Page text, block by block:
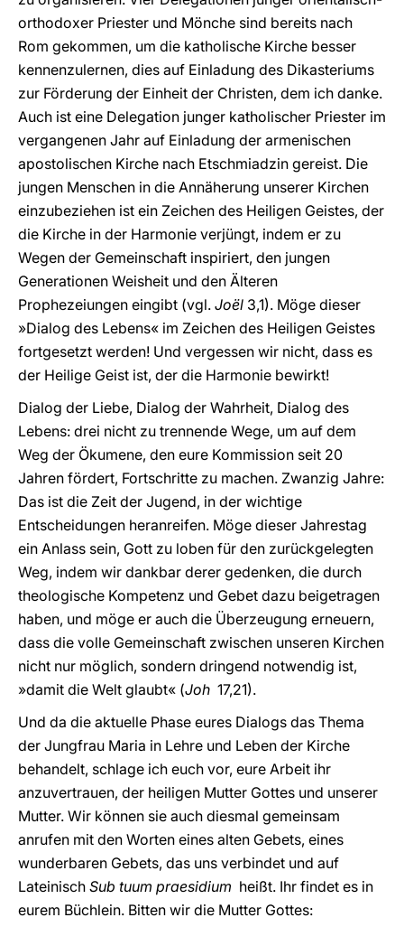
orthodoxer Priester und Mönche sind bereits nach
Rom gekommen, um die katholische Kirche besser
kennenzulernen, dies auf Einladung des Dikasteriums
zur Förderung der Einheit der Christen, dem ich danke.
Auch ist eine Delegation junger katholischer Priester im
vergangenen Jahr auf Einladung der armenischen
apostolischen Kirche nach Etschmiadzin gereist. Die
jungen Menschen in die Annäherung unserer Kirchen
einzubeziehen ist ein Zeichen des Heiligen Geistes, der
die Kirche in der Harmonie verjüngt, indem er zu
Wegen der Gemeinschaft inspiriert, den jungen
Generationen Weisheit und den Älteren
Prophezeiungen eingibt (vgl. Joël 3,1). Möge dieser
»Dialog des Lebens« im Zeichen des Heiligen Geistes
fortgesetzt werden! Und vergessen wir nicht, dass es
der Heilige Geist ist, der die Harmonie bewirkt!
Dialog der Liebe, Dialog der Wahrheit, Dialog des
Lebens: drei nicht zu trennende Wege, um auf dem
Weg der Ökumene, den eure Kommission seit 20
Jahren fördert, Fortschritte zu machen. Zwanzig Jahre:
Das ist die Zeit der Jugend, in der wichtige
Entscheidungen heranreifen. Möge dieser Jahrestag
ein Anlass sein, Gott zu loben für den zurückgelegten
Weg, indem wir dankbar derer gedenken, die durch
theologische Kompetenz und Gebet dazu beigetragen
haben, und möge er auch die Überzeugung erneuern,
dass die volle Gemeinschaft zwischen unseren Kirchen
nicht nur möglich, sondern dringend notwendig ist,
»damit die Welt glaubt« (Joh 17,21).
Und da die aktuelle Phase eures Dialogs das Thema
der Jungfrau Maria in Lehre und Leben der Kirche
behandelt, schlage ich euch vor, eure Arbeit ihr
anzuvertrauen, der heiligen Mutter Gottes und unserer
Mutter. Wir können sie auch diesmal gemeinsam
anrufen mit den Worten eines alten Gebets, eines
wunderbaren Gebets, das uns verbindet und auf
Lateinisch Sub tuum praesidium heißt. Ihr findet es in
eurem Büchlein. Bitten wir die Mutter Gottes: